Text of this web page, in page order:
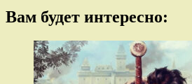
Вам будет интересно: